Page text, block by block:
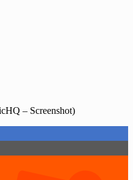
– Screenshot)